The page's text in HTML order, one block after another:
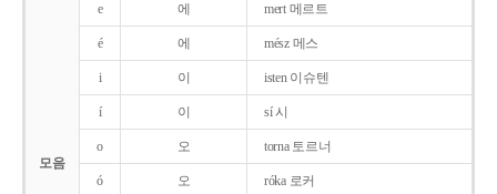
모음
e 에 mert 메르트
é 에 mész 메스
i 이 isten 이슈텐
í 이 sí 시
o 오 torna 토르너
ó 오 róka 로커